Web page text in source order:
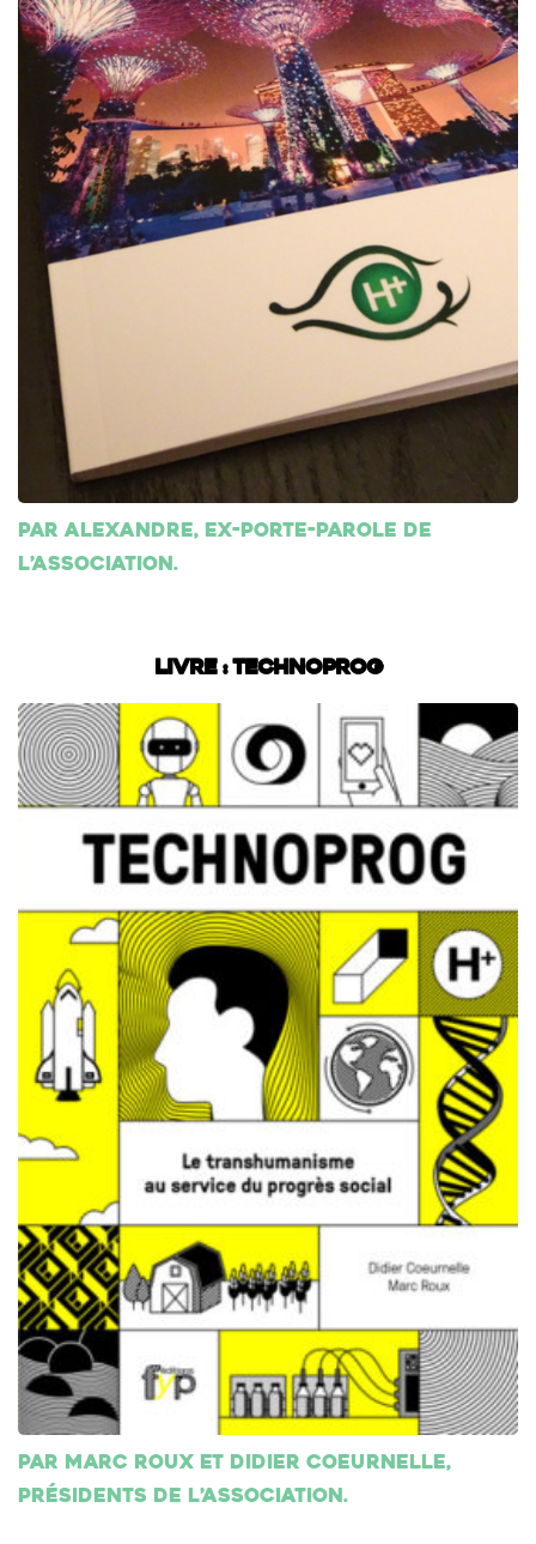
Par Alexandre, ex-porte-parole de
l’association.
Livre : Technoprog
Par Marc Roux et Didier Coeurnelle,
présidents de l’association.